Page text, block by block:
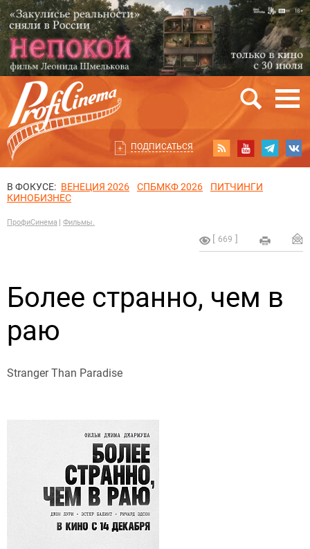
ПОДПИСАТЬСЯ
В ФОКУСЕ: ВЕНЕЦИЯ 2026 СПБМКФ 2026
ПИТЧИНГИ
КИНОБИЗНЕС
ПрофиСинема Фильмы.
669
Более странно, чем в
раю
Stranger Than Paradise